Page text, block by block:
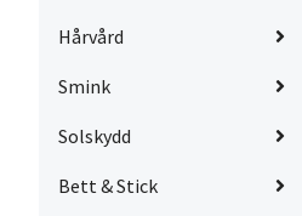
Hårvård
Smink
Solskydd
Bett & Stick